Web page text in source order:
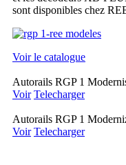
sont disponibles chez
Voir le catalogue
Autorails RGP 1
Voir Telecharger
Autorails RGP 1
Voir Telecharger